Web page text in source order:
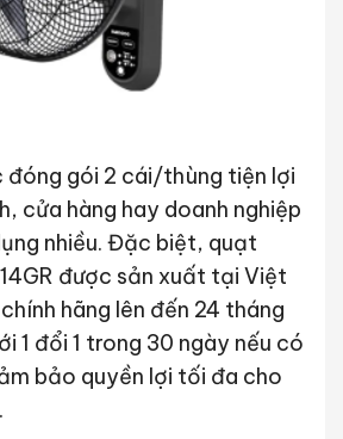
đóng gói 2 cái/thùng tiện lợi
cửa hàng hay doanh nghiệp
nhiều. Đặc biệt, quạt
được sản xuất tại Việt
hãng lên đến 24 tháng
1 đổi 1 trong 30 ngày nếu có
bảo quyền lợi tối đa cho